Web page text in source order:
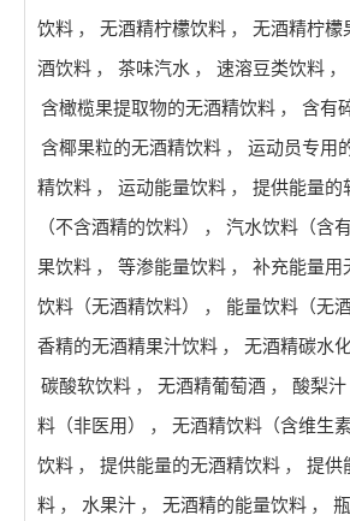
饮料 ， 无酒精柠檬饮料 ， 无酒精柠檬
酒饮料 ， 茶味汽水 ， 速溶豆类饮料 ，
含橄榄果提取物的无酒精饮料 ， 含有
含椰果粒的无酒精饮料 ，
运动员专用
精饮料 ， 运动能量饮料 ， 提供能量的
（不含酒精的饮料）
， 汽水饮料（含有
果饮料 ， 等渗能量饮料 ， 补充能量用
饮料（无酒精饮料）
， 能量饮料（无酒
香精的无酒精果汁饮料 ， 无酒精碳水
碳酸软饮料 ， 无酒精葡萄酒 ， 酸梨汁
料（非医用）
， 无酒精饮料（含维生素
饮料 ， 提供能量的无酒精饮料 ，
提供
料 ， 水果汁 ， 无酒精的能量饮料 ，